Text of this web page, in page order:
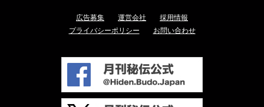
広告募集 運営会社
採用情報
プライバシーポリシー
お問い合わせ